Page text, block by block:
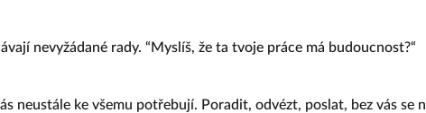
nevyžádané rady. “Myslíš, že ta tvoje práce má budoucnost?“
neustále ke všemu potřebují. Poradit, odvézt, poslat, bez vás se